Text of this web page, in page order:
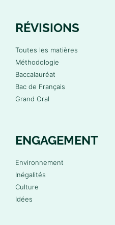
RÉVISIONS
Toutes les matières
Méthodologie
Baccalauréat
Bac de Français
Grand Oral
ENGAGEMENT
Environnement
Inégalités
Culture
Idées